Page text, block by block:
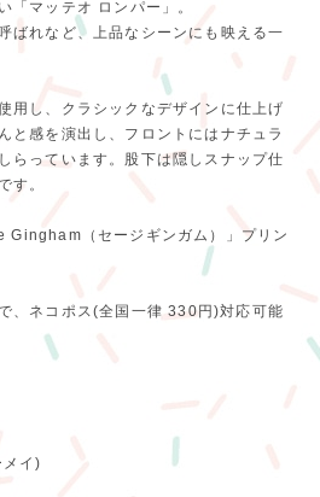
「マッテオ ロンパー」。
ばれなど、上品なシーンにも映える一
用し、クラシックなデザインに仕上げ
と感を演出し、フロントにはナチュラ
らっています。股下は隠しスナップ仕
す。
Gingham（セージギンガム）」プリン
、ネコポス(全国一律 330円)対応可能
イ)